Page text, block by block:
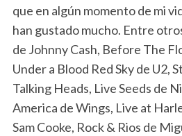
que en algún momento de mi
han gustado mucho. Entre
de Johnny Cash, Before The
Under a Blood Red Sky de U2,
Talking Heads, Live Seeds de
America de Wings, Live at
Sam Cooke, Rock & Rios de